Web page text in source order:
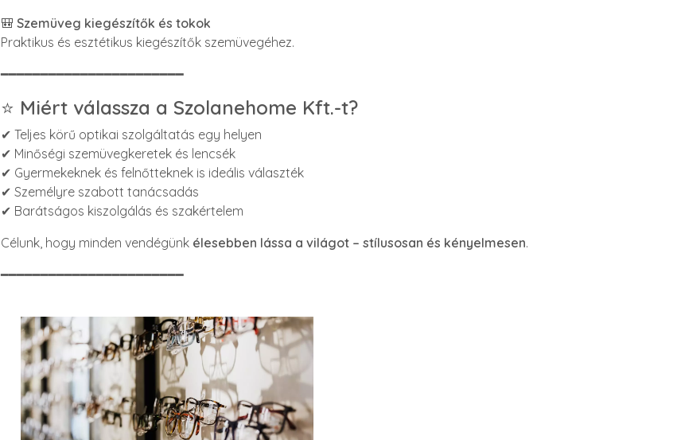
🎒 Szemüveg kiegészítők és tokok
Praktikus és esztétikus kiegészítők szemüvegéhez.
━━━━━━━━━━━━━━━━━━━━━━━
⭐ Miért válassza a Szolanehome Kft.-t?
✔ Teljes körű optikai szolgáltatás egy helyen
✔ Minőségi szemüvegkeretek és lencsék
✔ Gyermekeknek és felnőtteknek is ideális választék
✔ Személyre szabott tanácsadás
✔ Barátságos kiszolgálás és szakértelem
Célunk, hogy minden vendégünk élesebben lássa a világot – stílusosan és kényelmesen.
━━━━━━━━━━━━━━━━━━━━━━━